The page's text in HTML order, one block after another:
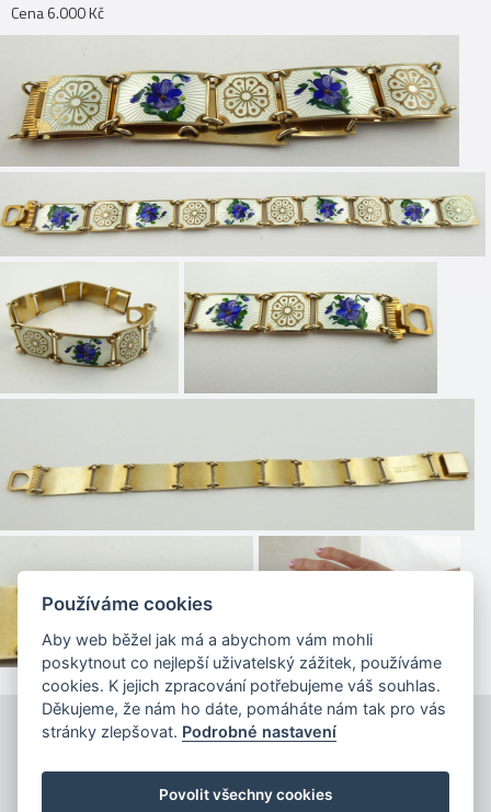
Cena 6.000 Kč
Používáme cookies
Aby web běžel jak má a abychom vám mohli
poskytnout co nejlepší uživatelský zážitek, používáme
cookies. K jejich zpracování potřebujeme váš souhlas.
Děkujeme, že nám ho dáte, pomáháte nám tak pro vás
stránky zlepšovat. Podrobné nastavení
Povolit všechny cookies